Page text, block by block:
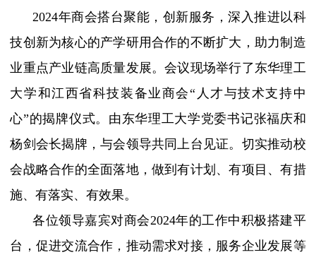
2024年商会搭台聚能，创新服务，深入推进以科
技创新为核心的产学研用合作的不断扩大，助力制造
业重点产业链高质量发展。会议现场举行了东华理工
大学和江西省科技装备业商会“人才与技术支持中
心”的揭牌仪式。由东华理工大学党委书记张福庆和
杨剑会长揭牌，与会领导共同上台见证。切实推动校
会战略合作的全面落地，做到有计划、有项目、有措
施、有落实、有效果。
各位领导嘉宾对商会2024年的工作中积极搭建平
台，促进交流合作，推动需求对接，服务企业发展等